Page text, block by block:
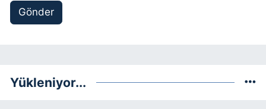
Gönder
Yükleniyor...